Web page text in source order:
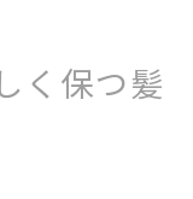
く保つ髪